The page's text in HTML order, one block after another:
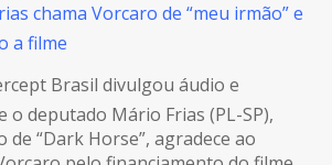
chama Vorcaro de “meu irmão” e
a filme
Brasil divulgou áudio e
o deputado Mário Frias (PL-SP),
“Dark Horse”, agradece ao